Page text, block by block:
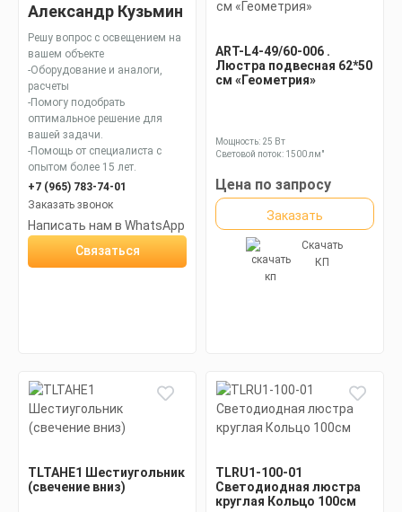
Александр Кузьмин
Решу вопрос с освещением на
вашем объекте
-Оборудование и аналоги,
расчеты
-Помогу подобрать
оптимальное решение для
вашей задачи.
-Помощь от специалиста с
опытом более 15 лет.
+7 (965) 783-74-01
Заказать звонок
Написать нам в WhatsApp
Связаться
ART-L4-49/60-006 .
Люстра подвесная 62*50
см «Геометрия»
Мощность: 25 Вт
Световой поток: 1500 лм"
Цена по запросу
Заказать
Скачать
КП
TLTAHE1 Шестиугольник
(свечение вниз)
TLRU1-100-01
Светодиодная люстра
круглая Кольцо 100см